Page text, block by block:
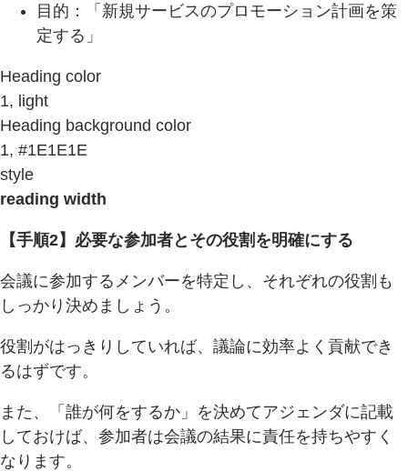
目的：「新規サービスのプロモーション計画を策
定する」
Heading color
1, light
Heading background color
1, #1E1E1E
style
reading width
【手順2】必要な参加者とその役割を明確にする
会議に参加するメンバーを特定し、それぞれの役割も
しっかり決めましょう。
役割がはっきりしていれば、議論に効率よく貢献でき
るはずです。
また、「誰が何をするか」を決めてアジェンダに記載
しておけば、参加者は会議の結果に責任を持ちやすく
なります。